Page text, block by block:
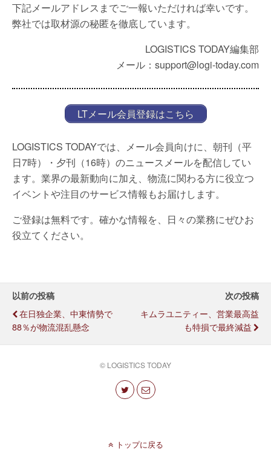
下記メールアドレスまでご一報いただければ幸いです。
弊社では取材源の秘匿を徹底しています。
LOGISTICS TODAY編集部
メール：support@logi-today.com
LTメール会員登録はこちら
LOGISTICS TODAYでは、メール会員向けに、朝刊（平
日7時）・夕刊（16時）のニュースメールを配信してい
ます。業界の最新動向に加え、物流に関わる方に役立つ
イベントや注目のサービス情報もお届けします。
ご登録は無料です。確かな情報を、日々の業務にぜひお
役立てください。
以前の投稿
在日独企業、中東情勢で
88％が物流混乱懸念
次の投稿
キムラユニティー、営業最高益
も特損で最終減益
© LOGISTICS TODAY
トップに戻る